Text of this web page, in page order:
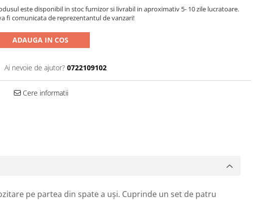
este disponibil in stoc furnizor si livrabil in aproximativ 5- 10 zile lucratoare.
fi comunicata de reprezentantul de vanzari!
ADAUGA IN COS
Ai nevoie de ajutor? 0722109102
Cere informatii
pe partea din spate a uşi. Cuprinde un set de patru